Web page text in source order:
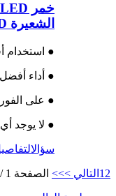
الشعيرة LED العتيقة
● استخدام
● أداء
● على
● لا يوجد
سؤال
1 2 التالي >>> الصفحة 1 / 2